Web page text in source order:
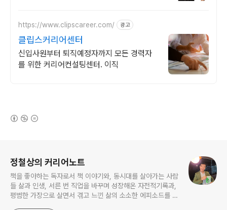
https://www.clipscareer.com/ 광고
클립스커리어센터
신입사원부터 퇴직예정자까지 모든 경력자
를 위한 커리어컨설팅센터. 이직
정철상의 커리어노트
책을 좋아하는 독자로서 책 이야기와, 동시대를 살아가는 사람
들 삶과 인생, 서른 번 직업을 바꾸며 성장해온 자전적기록과,
평범한 가장으로 살면서 겪고 느낀 삶의 소소한 에피소드를 전